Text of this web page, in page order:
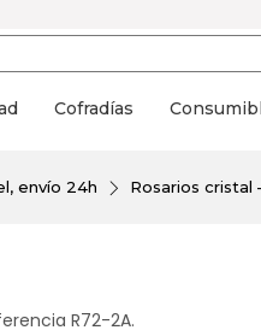
Cofradías
envío 24h Rosarios cristal
R72-2A.